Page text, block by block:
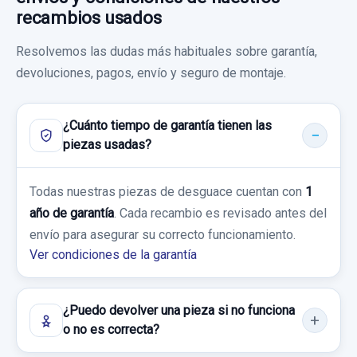
CERRADURA PUERTA DELANTERA DERECHA
A0997201800 0997201800 4 PINS
CERRADURA PUERTA DELANTERA
DERECHA... usado.
MERCEDES-BENZ CLASE E LIM. (W213) E
220 D (213.004)
TUBOS AIRE ACONDICIONADO A213835100
TUBOS AIRE ACONDICIONADO
Consultar por whatsapp
Garantía 1 año
70,00 €
Sin IVA, gastos de envío no incluidos.
A0998150039
ASIDERO TECHO A0998150039 DD...
usado.
220 D (213.004)
Garantía 1 año
Ref:807523 OEM:A0998150039
17,35 €
Sin IVA, gastos de envío no incluidos.
Consultar por whatsapp
FILTRO DE PARTICULAS A6541400016 SONDA
LAMBDA
usado.
MERCEDES-BENZ CLASE E LIM. (W213) E
220 D (213.004)
Garantía 1 año
Ref:801990 OEM:A6541400016
500,00 €
BRAZO SUSPENSION INFERIOR DELANTERO
IZQUIERDO 20513LI 20513LI
BRAZO SUSPENSION INFERIOR
DELANTERO... usado.
MERCEDES-BENZ CLASE E LIM. (W213) E
220 D (213.004)
recambios usados
Resolvemos las dudas más habituales sobre garantía,
devoluciones, pagos, envío y seguro de montaje.
¿Cuánto tiempo de garantía tienen las
piezas usadas?
Todas nuestras piezas de desguace cuentan con 1
año de garantía . Cada recambio es revisado antes del
envío para asegurar su correcto funcionamiento.
Ver condiciones de la garantía
¿Puedo devolver una pieza si no funciona
o no es correcta?